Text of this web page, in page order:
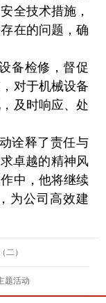
全技术措施，
在的问题，确
备检修，督促
对于机械设备
及时响应、处
诠释了责任与
卓越的精神风
中，他将继续
为公司高效建
二）
题活动